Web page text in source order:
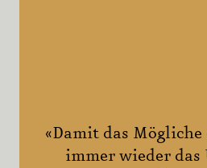
«Damit das
immer wieder das